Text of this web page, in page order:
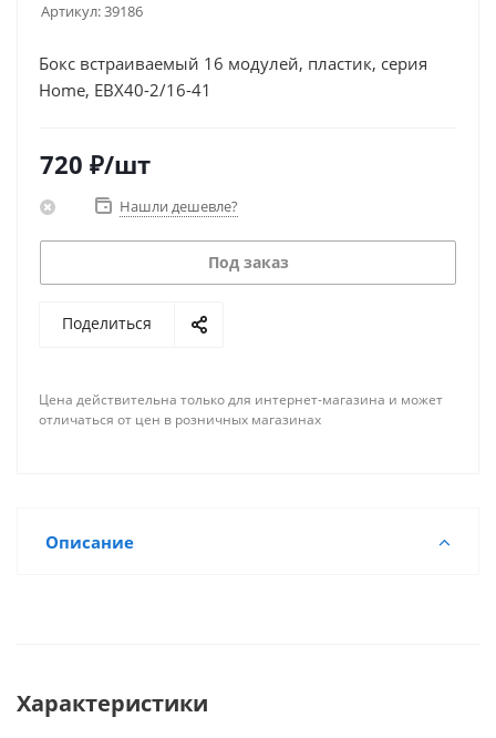
Артикул:39186
Бокс встраиваемый 16 модулей, пластик, серия
Home, EBX40-2/16-41
720 ₽/шт
Нашли дешевле?
Под заказ
Поделиться
Цена действительна только для интернет-магазина и может
отличаться от цен в розничных магазинах
Описание
Характеристики